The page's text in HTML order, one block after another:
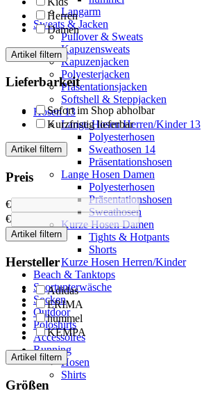
Langarm
Sweats & Jacken
Pullover & Sweats
Kapuzensweats
Kapuzenjacken
Polyesterjacken
Präsentationsjacken
Softshell & Steppjacken
Hosen 13
Lange Hosen Herren/Kinder 13
Polyesterhosen
Sweathosen 14
Präsentationshosen
Lange Hosen Damen
Polyesterhosen
Präsentationshosen
Sweathosen
Kurze Hosen Damen
Tights & Hotpants
Shorts
Kurze Hosen Herren/Kinder
Beach & Tanktops
Sportunterwäsche
Socken
Outdoor
Poloshirts
Accessoires
Running
Hosen
Shirts
Herren
Damen
Artikel filtern
Lieferbarkeit
Sofort im Shop abholbar
Kurzfristig lieferbar
Artikel filtern
Preis
€
€
Artikel filtern
Hersteller
Adidas
ERIMA
hummel
KEMPA
Artikel filtern
Größen